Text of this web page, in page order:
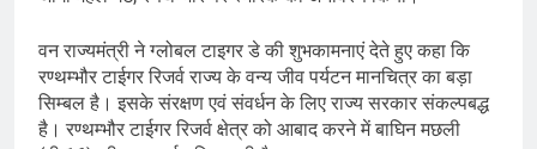
वन राज्यमंत्री ने ग्लोबल टाइगर डे की शुभकामनाएं देते हुए कहा कि
रण्थम्भौर टाईगर रिजर्व राज्य के वन्य जीव पर्यटन मानचित्र का बड़ा
सिम्बल है। इसके संरक्षण एवं संवर्धन के लिए राज्य सरकार संकल्पबद्ध
है। रण्थम्भौर टाईगर रिजर्व क्षेत्र को आबाद करने में बाघिन मछली